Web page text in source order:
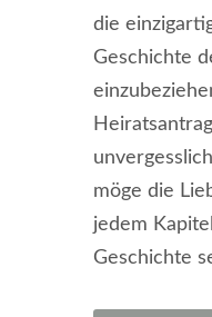
die
Geschichte
möge die
jedem
Geschichte